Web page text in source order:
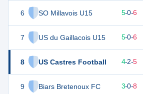
6 SO Millavois U15
7 US du Gaillacois U15
8 US Castres Football
9 Biars Bretenoux FC
15 5-0-6
15 11 5-0-6
14 11 4-2-5
9 3-0-8